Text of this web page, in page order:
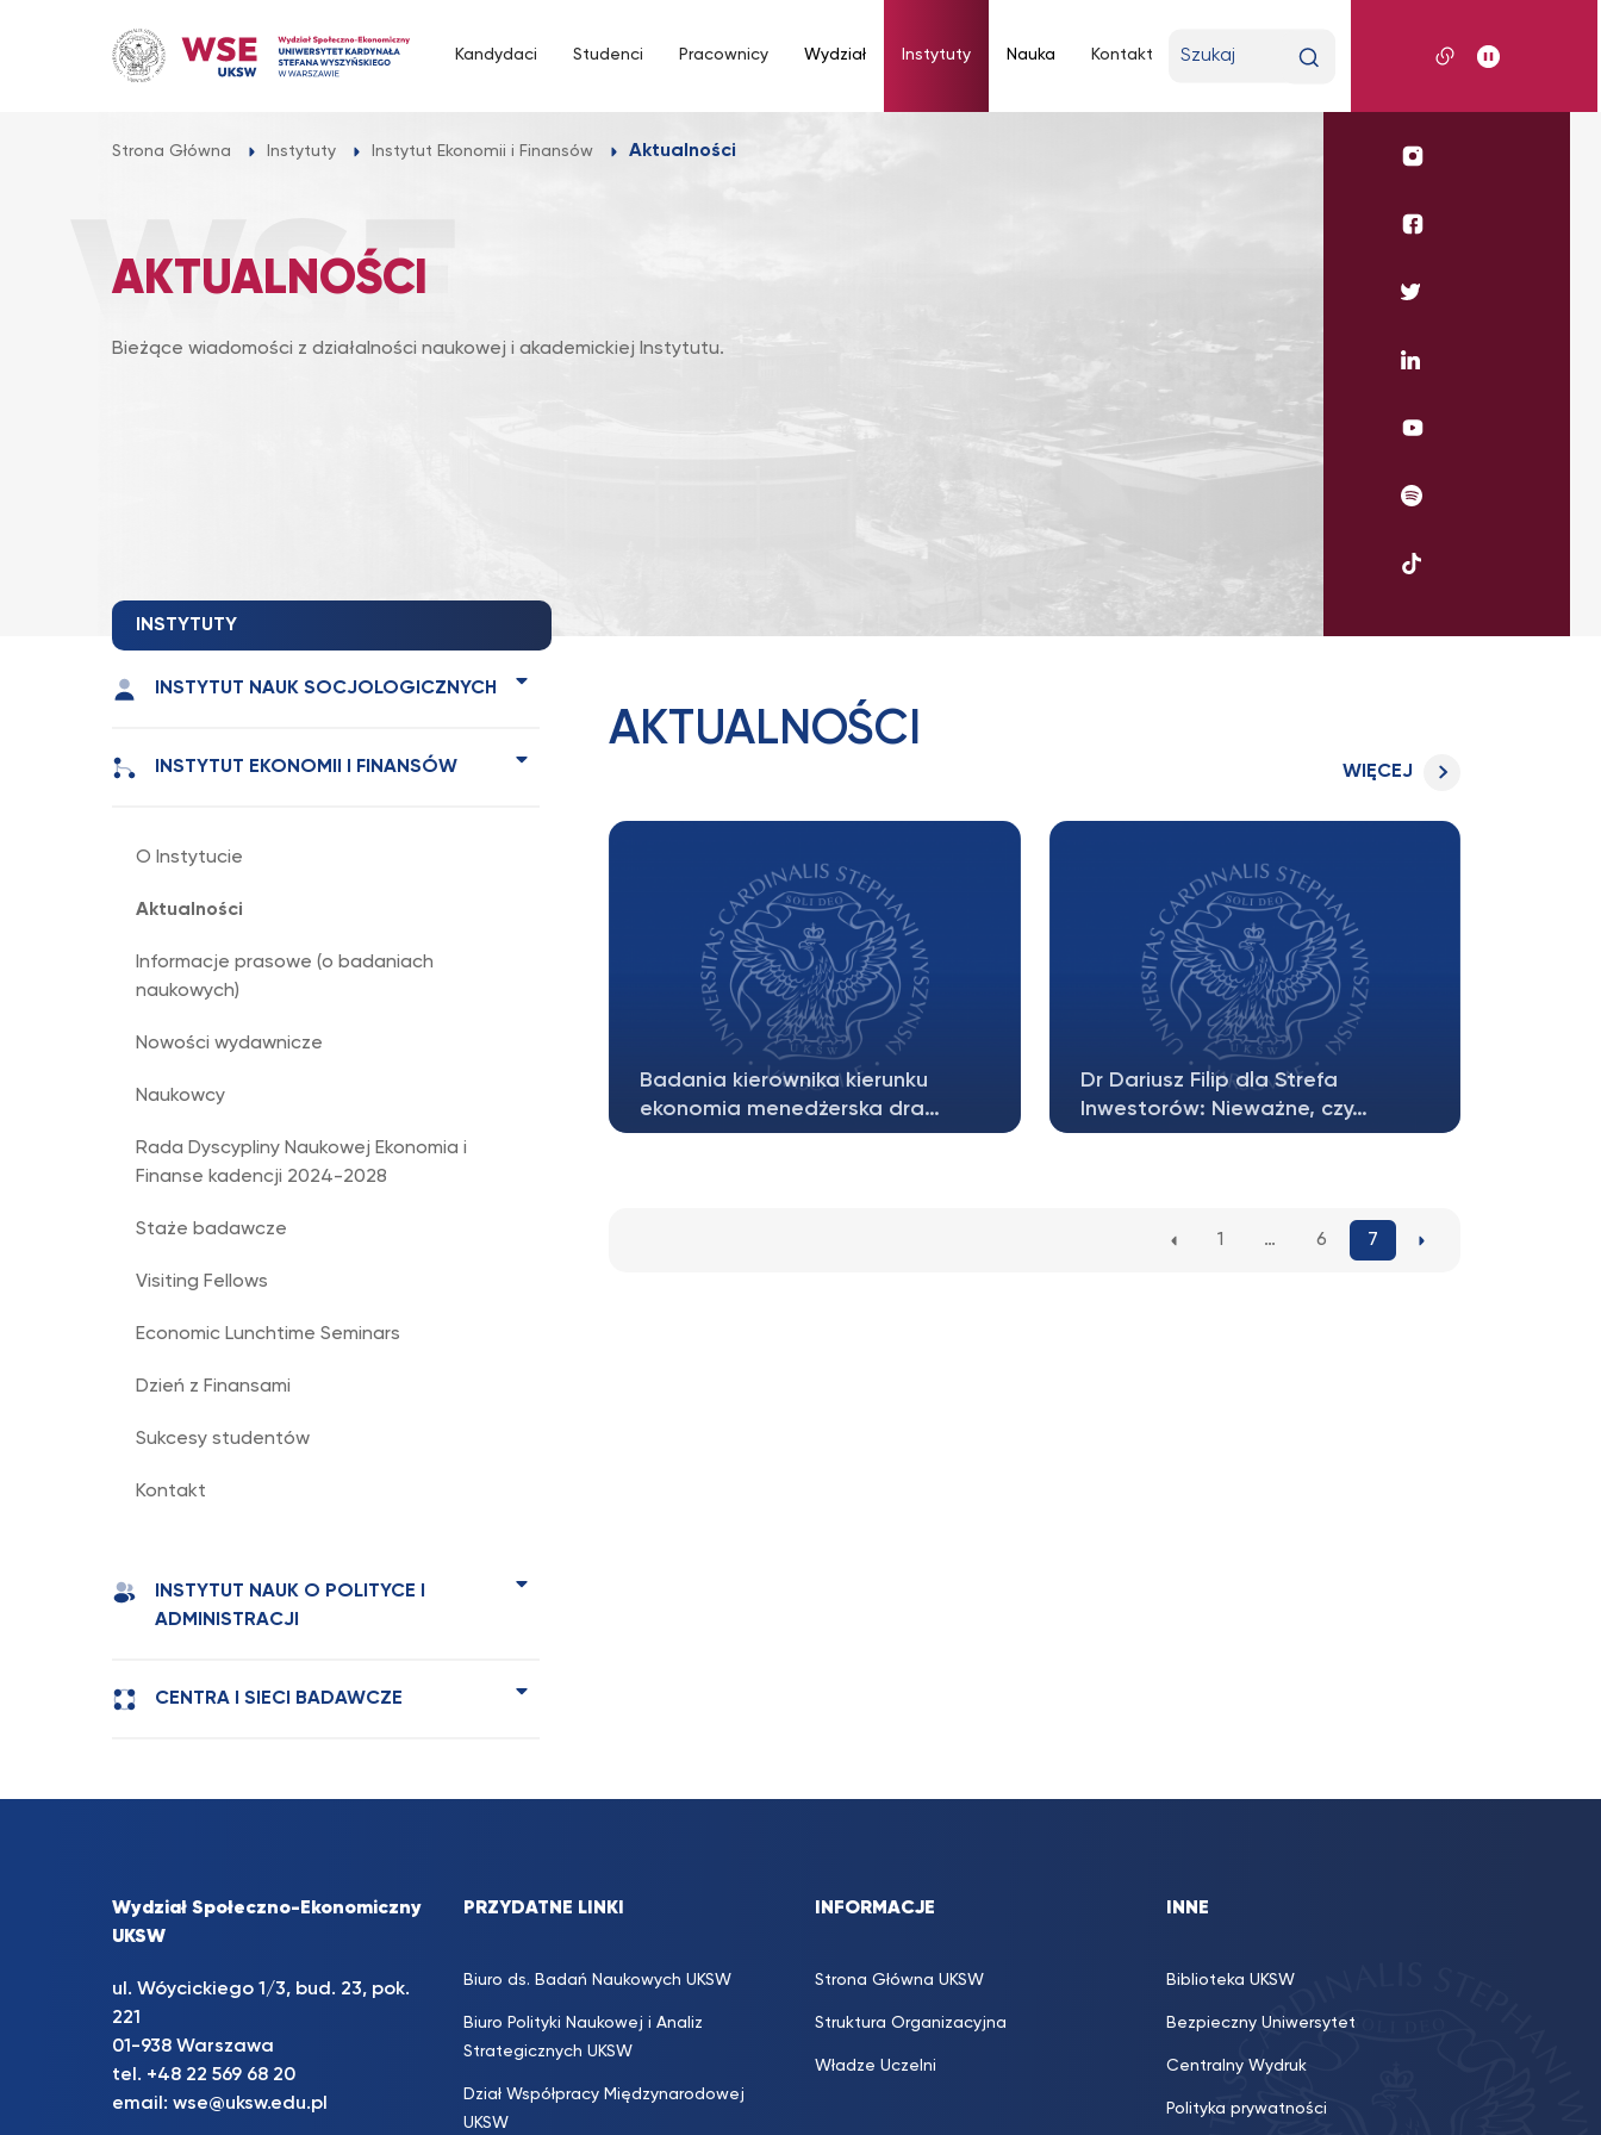
Kandydaci Studenci Pracownicy Wydział Instytuty Nauka Kontakt
wyszukiwaną
Strona Główna Instytuty Instytut Ekonomii i Finansów Aktualności
AKTUALNOŚCI
Bieżące wiadomości z działalności naukowej i akademickiej Instytutu.
Profil
Profil
Profil
Profil
Linkedin
UKSW
UKSW
UKSW
INSTYTUTY
INSTYTUT NAUK SOCJOLOGICZNYCH
INSTYTUT EKONOMII I FINANSÓW
O Instytucie
Aktualności
Informacje prasowe (o badaniach
naukowych)
Nowości wydawnicze
Naukowcy
Rada Dyscypliny Naukowej Ekonomia i
Finanse kadencji 2024-2028
Staże badawcze
Visiting Fellows
Economic Lunchtime Seminars
Dzień z Finansami
Sukcesy studentów
Kontakt
INSTYTUT NAUK O POLITYCE I
ADMINISTRACJI
CENTRA I SIECI BADAWCZE
AKTUALNOŚCI
WIĘCEJ
Badania kierownika kierunku
ekonomia menedżerska dra…
Dr Dariusz Filip dla Strefa
Inwestorów: Nieważne, czy…
1 … 6 7
Wydział Społeczno-Ekonomiczny
UKSW
ul. Wóycickiego 1/3, bud. 23, pok.
221
01-938 Warszawa
tel. +48 22 569 68 20
email: wse@uksw.edu.pl
PRZYDATNE LINKI
Biuro ds. Badań Naukowych UKSW
Biuro Polityki Naukowej i Analiz
Strategicznych UKSW
Dział Współpracy Międzynarodowej
UKSW
INFORMACJE
Strona Główna UKSW
Struktura Organizacyjna
Władze Uczelni
INNE
Biblioteka UKSW
Bezpieczny Uniwersytet
Centralny Wydruk
Polityka prywatności